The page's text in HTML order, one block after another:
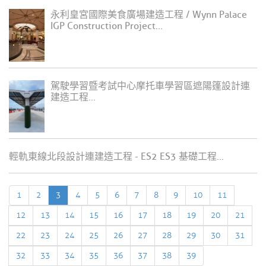
永利皇宮國際美食廣場建造工程 / Wynn Palace
IGP Construction Project...
駕駛學習暨考試中心摩托車學習區遮陽篷設計連
建造工程...
輕軌東線北段設計連建造工程 - ES2 ES3 基礎工程...
1 2 3 4 5 6 7 8 9 10
11
12
13 14 15 16 17 18 19 20
21
22
23 24 25 26 27 28 29 30
31
32
33 34 35 36 37 38 39